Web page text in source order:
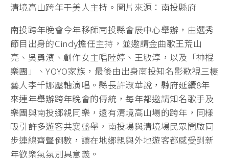
清境高山跨年于美人主持。圖片來源：南投縣府
南投跨年晚會今年移師南投縣會展中心舉辦，由選秀
節目出身的Cindy擔任主持，並邀請金曲歌王荒山
亮、吳勇濱、創作女主唱陸婷、王敏淳，以及「神棍
樂團」、YOYO家族，最後由出身南投知名影歌視三棲
藝人李千娜壓軸演唱。縣長許淑華說，縣府延續8年
來連年舉辦跨年晚會的傳統，每年都邀請知名歌手及
樂團與南投鄉親同樂，還有清境高山場的跨年，同樣
吸引許多遊客共襄盛舉，南投場與清境場民眾開啟同
步連線齊聲倒數，讓在地鄉親與外地遊客都感受到新
年歡樂氣氛別具意義。